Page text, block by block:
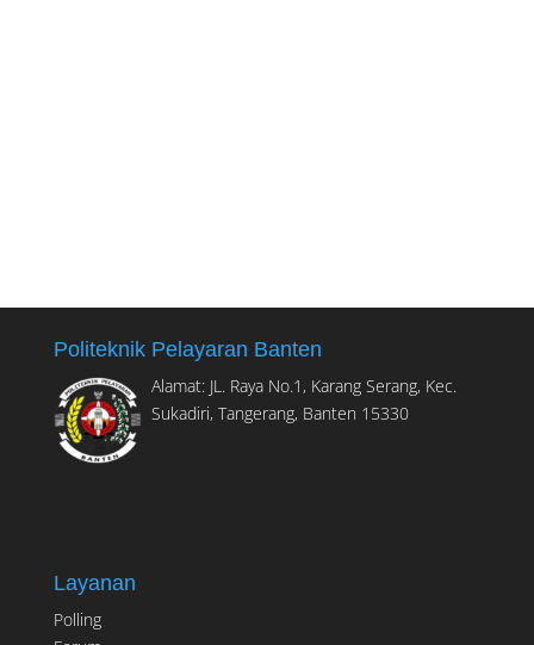
Politeknik Pelayaran Banten
Alamat: JL. Raya No.1, Karang Serang, Kec.
Sukadiri, Tangerang, Banten 15330
Layanan
Polling